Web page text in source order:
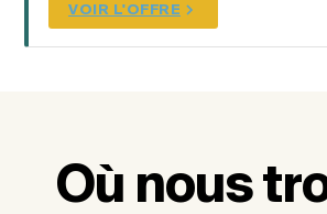
VOIR L'OFFRE
Où nous